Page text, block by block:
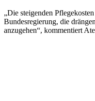
„Die steigenden
Bundesregierung, die
anzugehen“, kommentiert